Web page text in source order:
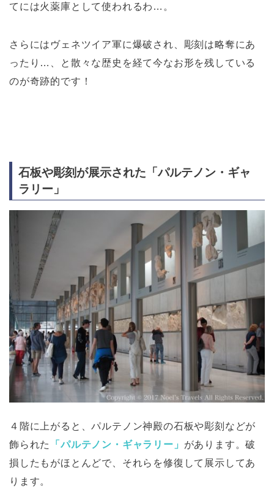
てには火薬庫として使われるわ…。
さらにはヴェネツイア軍に爆破され、彫刻は略奪にあ
ったり…、と散々な歴史を経て今なお形を残している
のが奇跡的です！
石板や彫刻が展示された「パルテノン・ギャ
ラリー」
４階に上がると、パルテノン神殿の石板や彫刻などが
飾られた
「パルテノン・ギャラリー」 があります。破
損したもがほとんどで、それらを修復して展示してあ
ります。